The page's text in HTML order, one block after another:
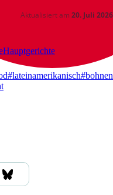
Aktualisiert am 20. Juli 2026
Hauptgerichte
#lateinamerikanisch#bohnen